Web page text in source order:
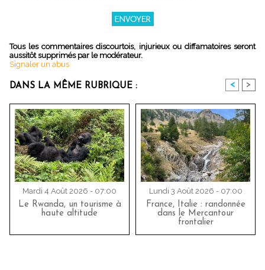
Tous les commentaires discourtois, injurieux ou diffamatoires seront
aussitôt supprimés par le modérateur.
Signaler un abus
DANS LA MÊME RUBRIQUE : < >
Mardi 4 Août 2026 - 07:00
Le Rwanda, un tourisme à
haute altitude
Lundi 3 Août 2026 - 07:00
France, Italie : randonnée
dans le Mercantour
frontalier